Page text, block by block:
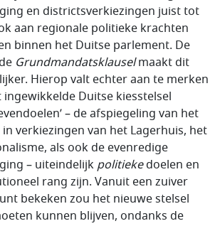
en districtsverkiezingen juist tot
aan regionale politieke krachten
binnen het Duitse parlement. De
Grundmandatsklauselmaakt dit
Hierop valt echter aan te merken
Duitse kiesstelsel
– de afspiegeling van het
verkiezingen van het Lagerhuis, het
als ook de evenredige
– uiteindelijk politiekedoelen en
rang zijn. Vanuit een zuiver
bekeken zou het nieuwe stelsel
kunnen blijven, ondanks de